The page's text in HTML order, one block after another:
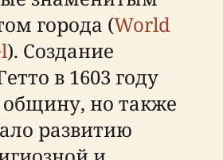
города (World
). Создание
в 1603 году
но также
развитию